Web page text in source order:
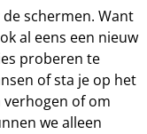
schermen. Want
al eens een nieuw
proberen te
of sta je op het
of om
we alleen